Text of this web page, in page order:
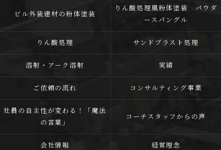
ビル外装建材の粉体塗装
りん酸処理風粉体塗装 パウダ
ースパングル
りん酸処理 サンドブラスト処理
溶射・アーク溶射 実績
ご依頼の流れ コンサルティング事業
社員の自主性が変わる！「魔法
の言葉」
コーチスタッフからの声
会社情報 経営理念